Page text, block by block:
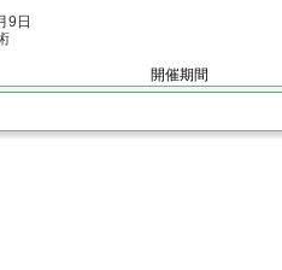
9日
開催期間